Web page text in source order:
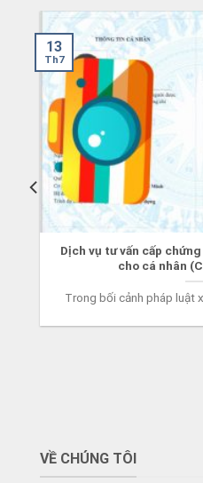
Dịch vụ tư vấn cấp
cho cá nhân
Trong bối cảnh pháp luật
13
Th7
VỀ CHÚNG TÔI